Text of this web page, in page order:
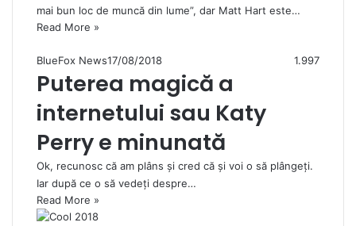
mai bun loc de muncă din lume”, dar Matt Hart este…
Read More »
BlueFox News17/08/2018 1.997
Puterea magică a
internetului sau Katy
Perry e minunată
Ok, recunosc că am plâns și cred că și voi o să plângeți.
Iar după ce o să vedeți despre…
Read More »